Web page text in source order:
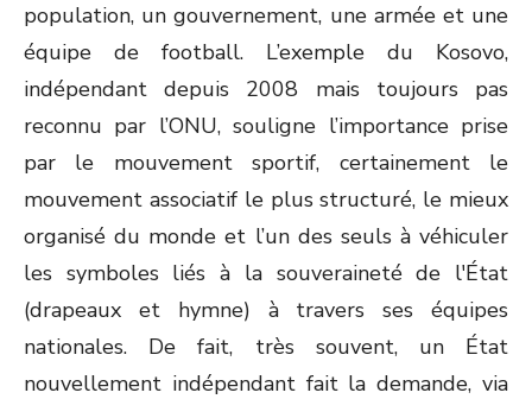
population, un gouvernement, une armée et une
équipe de football. L’exemple du Kosovo,
indépendant depuis 2008 mais toujours pas
reconnu par l’ONU, souligne l’importance prise
par le mouvement sportif, certainement le
mouvement associatif le plus structuré, le mieux
organisé du monde et l’un des seuls à véhiculer
les symboles liés à la souveraineté de l'État
(drapeaux et hymne) à travers ses équipes
nationales. De fait, très souvent, un État
nouvellement indépendant fait la demande, via